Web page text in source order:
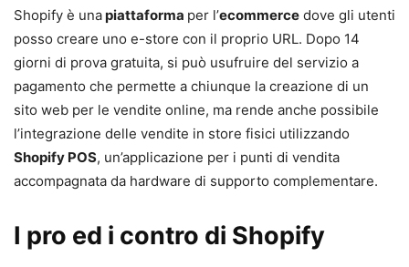
Shopify è unapiattaforma per l’ecommerce dove gli utenti
posso creare uno e-store con il proprio URL. Dopo 14
giorni di prova gratuita, si può usufruire del servizio a
pagamento che permette a chiunque la creazione di un
sito web per le vendite online, ma rende anche possibile
l’integrazione delle vendite in store fisici utilizzando
Shopify POS, un’applicazione per i punti di vendita
accompagnata da hardware di supporto complementare.
I pro ed i contro di Shopify